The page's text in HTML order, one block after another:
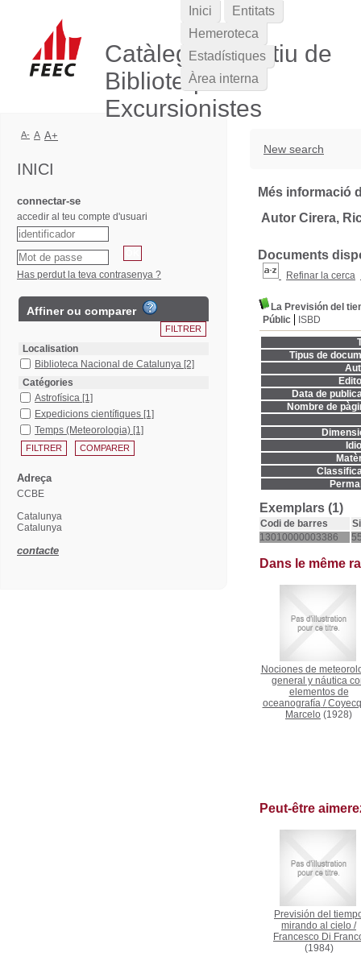
Catàleg Col·lectiu de
Biblioteques
Excursionistes
New search
Més informació
Autor Cirera,
Documents
Refinar la cerca
La Previsión del
Públic
ISBD
Tipus de
Data de
Nombre de
Exemplars (1)
Codi de barres
13010000003386
Dans le même
Nociones de
general y náutica
elementos de
oceanografía/
Marcelo (1928)
Peut-être
Previsión del
mirando al cielo /
Francesco Di
(1984)
Inici
Entitats
Hemeroteca
Estadístiques
Àrea interna
A- A A+
INICI
connectar-se
accedir al teu compte d'usuari
Has perdut la teva contrasenya ?
Affiner ou comparer
Localisation
Biblioteca Nacional de Catalunya [2]
Catégories
Astrofísica [1]
Expedicions científiques [1]
Temps (Meteorologia) [1]
Adreça
CCBE
Catalunya
Catalunya
contacte